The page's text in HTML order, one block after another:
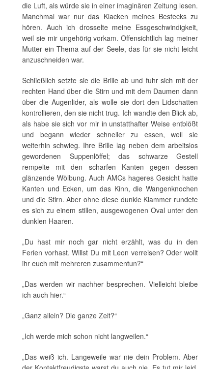
die Luft, als würde sie in einer imaginären Zeitung lesen.
Manchmal war nur das Klacken meines Bestecks zu
hören. Auch ich drosselte meine Essgeschwindigkeit,
weil sie mir ungehörig vorkam. Offensichtlich lag meiner
Mutter ein Thema auf der Seele, das für sie nicht leicht
anzuschneiden war.
Schließlich setzte sie die Brille ab und fuhr sich mit der
rechten Hand über die Stirn und mit dem Daumen dann
über die Augenlider, als wolle sie dort den Lidschatten
kontrollieren, den sie nicht trug. Ich wandte den Blick ab,
als habe sie sich vor mir in unstatthafter Weise entblößt
und begann wieder schneller zu essen, weil sie
weiterhin schwieg. Ihre Brille lag neben dem arbeitslos
gewordenen Suppenlöffel; das schwarze Gestell
rempelte mit den scharfen Kanten gegen dessen
glänzende Wölbung. Auch AMCs hageres Gesicht hatte
Kanten und Ecken, um das Kinn, die Wangenknochen
und die Stirn. Aber ohne diese dunkle Klammer rundete
es sich zu einem stillen, ausgewogenen Oval unter den
dunklen Haaren.
„Du hast mir noch gar nicht erzählt, was du in den
Ferien vorhast. Willst Du mit Leon verreisen? Oder wollt
ihr euch mit mehreren zusammentun?“
„Das werden wir nachher besprechen. Vielleicht bleibe
ich auch hier.“
„Ganz allein? Die ganze Zeit?“
„Ich werde mich schon nicht langweilen.“
„Das weiß ich. Langeweile war nie dein Problem. Aber